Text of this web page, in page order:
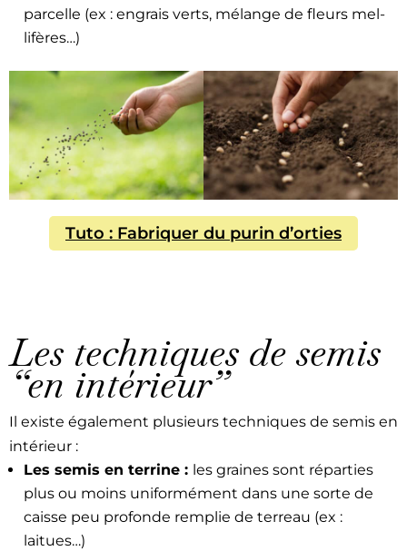
par­celle (ex : engrais verts, mélange de fleurs mel­
lifères…)
Tuto : Fab­ri­quer du purin d’or­ties
Les techniques de semis
“en intérieur”
Il existe égale­ment plusieurs tech­niques de semis en
intérieur :
Les semis en ter­rine : les graines sont répar­ties
plus ou moins uni­for­mé­ment dans une sorte de
caisse peu pro­fonde rem­plie de ter­reau (ex :
laitues…)